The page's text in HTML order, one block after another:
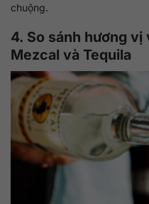
chuộng.
4. So sánh hương vị
Mezcal và Tequila